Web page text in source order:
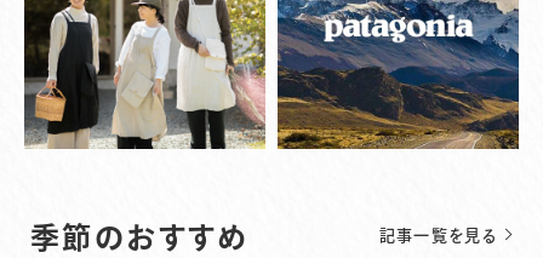
季節のおすすめ 記事一覧を見る